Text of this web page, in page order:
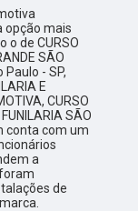
opção mais
o de CURSO
SÃO
Paulo - SP,
E
CURSO
SÃO
conta com um
a
de